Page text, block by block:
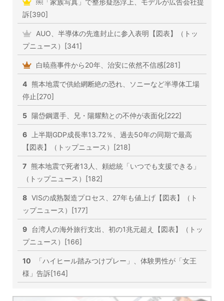
￼「家族写真」で整形疑惑浮上、モデルが広告会社提
訴[390]
AUO、半導体の先進封止に参入表明【図表】（トッ
プニュース）[341]
白暁燕事件から20年、治安に依然不信感[281]
4 熊本地震で供給網断絶の恐れ、ソニーなど半導体工場
停止[270]
5 陽岱鋼選手、兄・陽耀勲との不仲が表面化[222]
6
上半期GDP成長率13.72％、過去50年の同期で最高
【図表】（トップニュース）[218]
7 熊本地震で死者13人、頼総統「いつでも支援できる」
（トップニュース）[182]
8 VISの成熟製造プロセス、27年も値上げ【図表】（ト
ップニュース）[177]
9 台湾人の海外旅行支出、初の1兆元超え【図表】（トッ
プニュース）[166]
10
「ハイヒール踏みつけプレー」、体験男性が「女王
様」告訴[164]